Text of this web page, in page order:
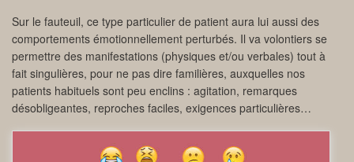
Sur le fauteuil, ce type particulier de patient aura lui aussi des
comportements émotionnellement perturbés. Il va volontiers se
permettre des manifestations (physiques et/ou verbales) tout à
fait singulières, pour ne pas dire familières, auxquelles nos
patients habituels sont peu enclins : agitation, remarques
désobligeantes, reproches faciles, exigences particulières…